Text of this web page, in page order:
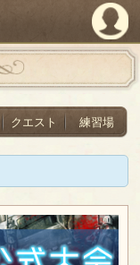
PandoraPartyProject
クエスト 練習場